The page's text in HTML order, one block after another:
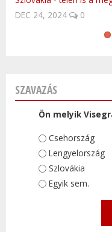
NOV 15, 2015
0
SZAVAZÁS
Ön melyik
Választások
Csehország
Lengyelország
Szlovákia
Egyik sem.